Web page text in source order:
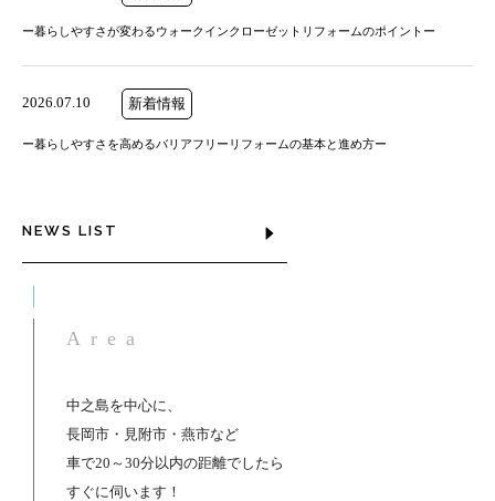
ー暮らしやすさが変わるウォークインクローゼットリフォームのポイントー
2026.07.10 新着情報
ー暮らしやすさを高めるバリアフリーリフォームの基本と進め方ー
NEWS LIST
Area
中之島を中心に、
長岡市・見附市・燕市など
車で20～30分以内の距離でしたら
すぐに伺います！